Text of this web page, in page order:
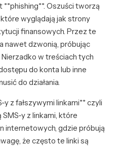
Oszuści tworzą
wyglądają jak strony
finansowych. Przez te
nawet dzwonią, próbując
w treściach tych
do konta lub inne
do działania.
z fałszywymi linkami** czyli
SMS-y z linkami, które
internetowych, gdzie próbują
że często te linki są